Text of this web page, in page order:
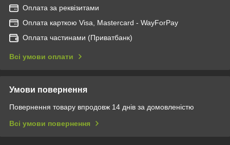
Оплата за реквізитами
Оплата карткою Visa, Mastercard - WayForPay
Оплата частинами (Приватбанк)
Всі умови оплати
Умови повернення
Повернення товару впродовж 14 днів за домовленістю
Всі умови повернення